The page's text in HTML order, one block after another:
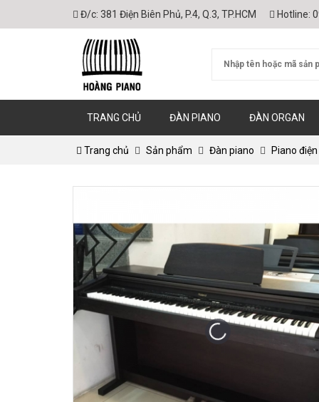
Đ/c: 381 Điện Biên Phủ, P.4, Q.3, TP.HCM Hotline:
TRANG CHỦ ĐÀN PIANO ĐÀN ORGAN
Trang chủ Sản phẩm Đàn piano Piano điện